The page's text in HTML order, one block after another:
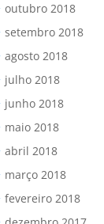
outubro 2018
setembro 2018
agosto 2018
julho 2018
junho 2018
maio 2018
abril 2018
março 2018
fevereiro 2018